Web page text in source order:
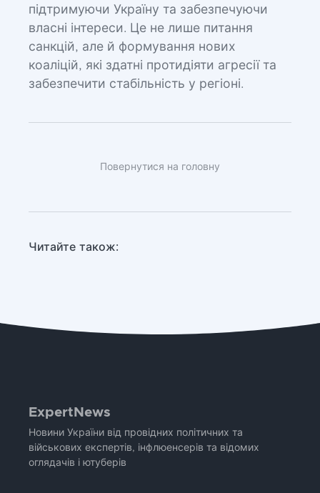
підтримуючи Україну та забезпечуючи
власні інтереси. Це не лише питання
санкцій, але й формування нових
коаліцій, які здатні протидіяти агресії та
забезпечити стабільність у регіоні.
Повернутися на головну
Читайте також:
ExpertNews
Новини України від провідних політичних та
військових експертів, інфлюенсерів та відомих
оглядачів і ютуберів